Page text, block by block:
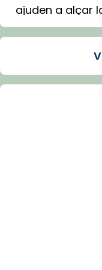
ajuden a alçar
Mons. Sergi
Santes de
🔗tinyurl.com/